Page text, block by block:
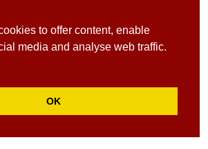
to offer content, enable
media and analyse web traffic.
OK